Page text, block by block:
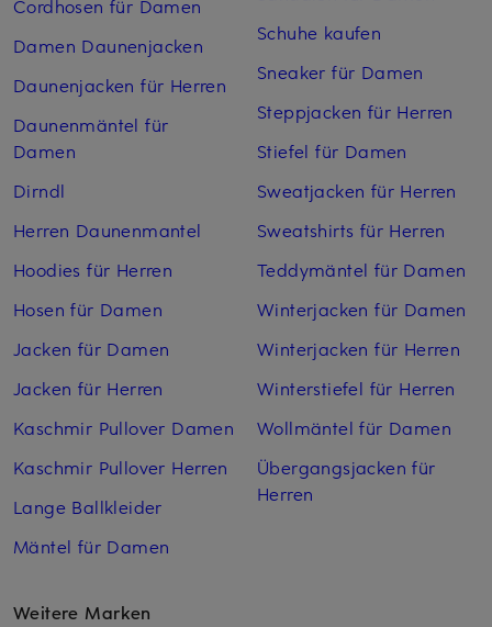
Cordhosen für Damen
Damen Daunenjacken
Daunenjacken für Herren
Daunenmäntel für
Damen
Dirndl
Herren Daunenmantel
Hoodies für Herren
Hosen für Damen
Jacken für Damen
Jacken für Herren
Kaschmir Pullover Damen
Kaschmir Pullover Herren
Lange Ballkleider
Mäntel für Damen
Schuhe kaufen
Sneaker für Damen
Steppjacken für Herren
Stiefel für Damen
Sweatjacken für Herren
Sweatshirts für Herren
Teddymäntel für Damen
Winterjacken für Damen
Winterjacken für Herren
Winterstiefel für Herren
Wollmäntel für Damen
Übergangsjacken für
Herren
Weitere Marken